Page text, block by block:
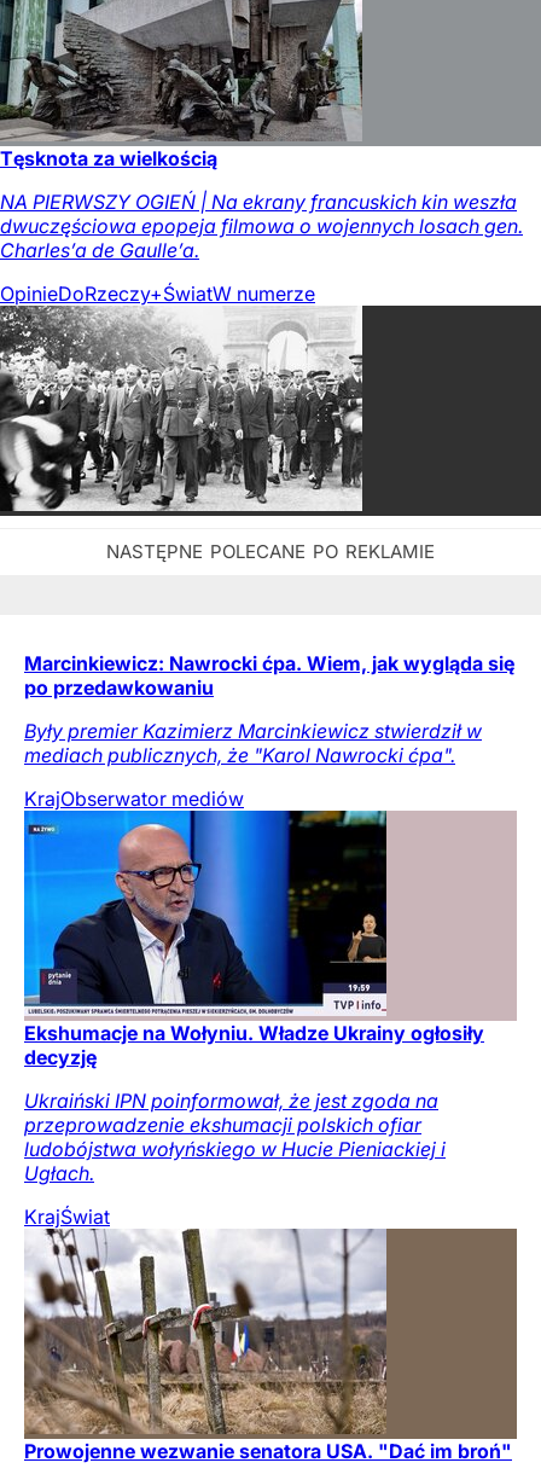
Tęsknota za wielkością
NA PIERWSZY OGIEŃ | Na ekrany francuskich kin weszła
dwuczęściowa epopeja filmowa o wojennych losach gen.
Charles’a de Gaulle’a.
OpinieDoRzeczy+ŚwiatW numerze
Marcinkiewicz: Nawrocki ćpa. Wiem, jak wygląda się
po przedawkowaniu
Były premier Kazimierz Marcinkiewicz stwierdził w
mediach publicznych, że "Karol Nawrocki ćpa".
KrajObserwator mediów
Ekshumacje na Wołyniu. Władze Ukrainy ogłosiły
decyzję
Ukraiński IPN poinformował, że jest zgoda na
przeprowadzenie ekshumacji polskich ofiar
ludobójstwa wołyńskiego w Hucie Pieniackiej i
Ugłach.
KrajŚwiat
Prowojenne wezwanie senatora USA. "Dać im broń"